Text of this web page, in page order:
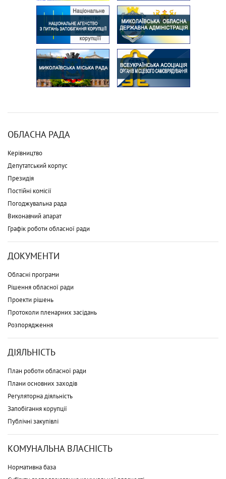
ОБЛАСНА РАДА
Керівництво
Депутатський корпус
Президія
Постійні комісії
Погоджувальна рада
Виконавчий апарат
Графік роботи обласної ради
ДОКУМЕНТИ
Обласні програми
Рішення обласної ради
Проекти рішень
Протоколи пленарних засідань
Розпорядження
ДІЯЛЬНІСТЬ
План роботи обласної ради
Плани основних заходів
Регуляторна діяльність
Запобігання корупції
Публічні закупівлі
КОМУНАЛЬНА ВЛАСНІСТЬ
Нормативна база